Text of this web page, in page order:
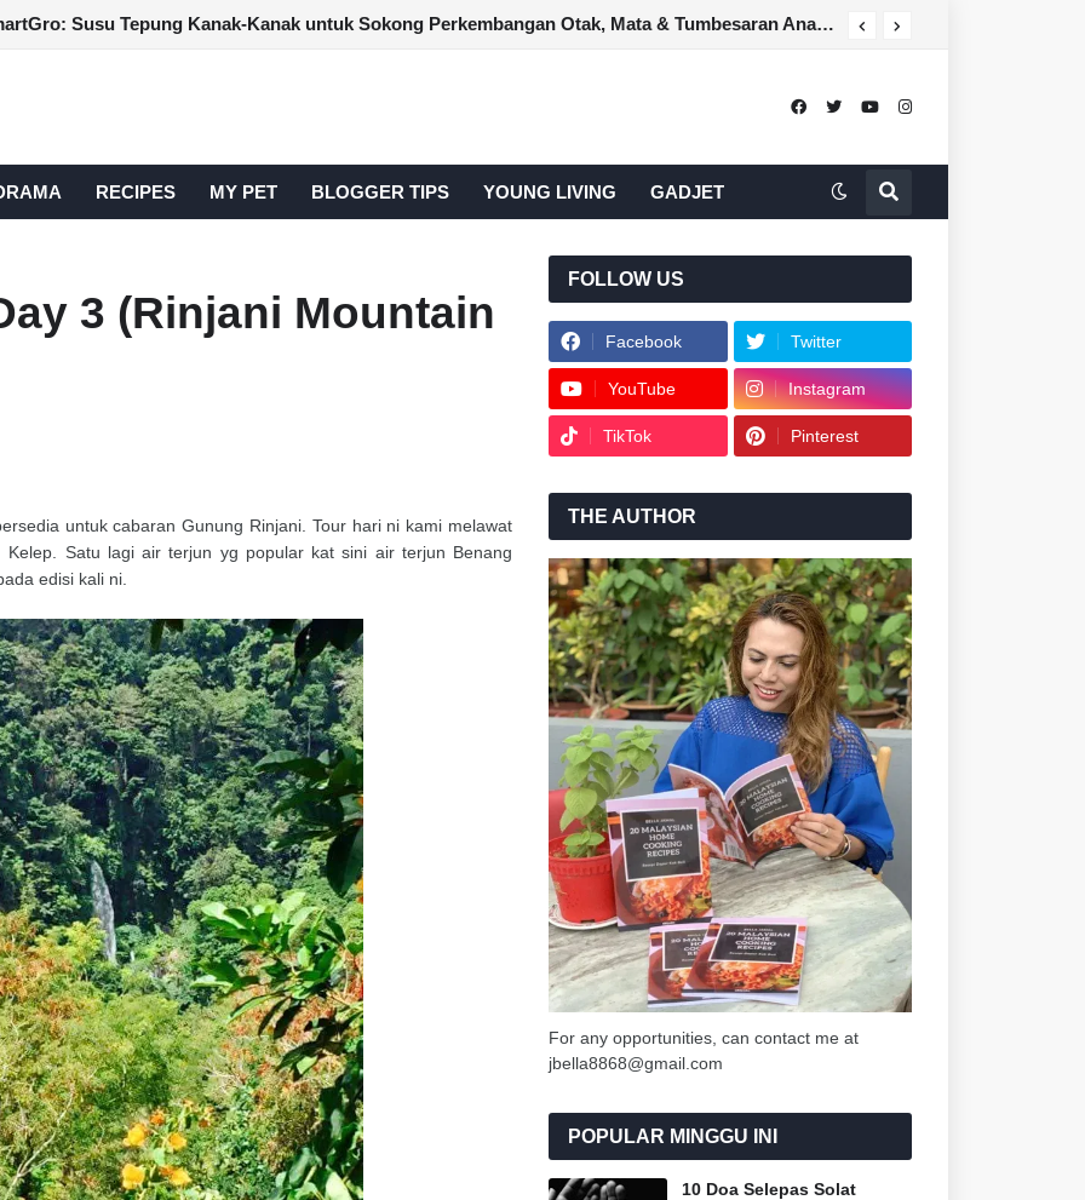
Fernleaf SmartGro: Susu Tepung Kanak-Kanak untuk Sokong Perkembangan Otak, Mata & Tumbesaran Anak Moden
RECIPES MY PET BLOGGER TIPS YOUNG LIVING GADJET
3 (Rinjani Mountain
untuk cabaran Gunung Rinjani. Tour hari ni kami melawat
Satu lagi air terjun yg popular kat sini air terjun Benang
edisi kali ni.
FOLLOW US
Facebook Twitter
YouTube Instagram
TikTok Pinterest
THE AUTHOR
For any opportunities, can contact me at
jbella8868@gmail.com
POPULAR MINGGU INI
10 Doa Selepas Solat